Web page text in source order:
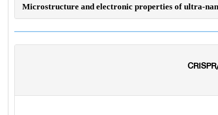
Microstructure and electronic properties of ultra-